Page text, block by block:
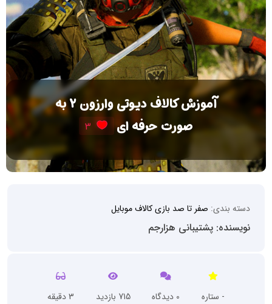
آموزش کالاف دیوتی وارزون ۲ به
صورت حرفه ای
3
دسته بندی: صفر تا صد بازی کالاف موبایل
نویسنده: پشتیبانی هزارجم
- ستاره 0 دیدگاه 715 بازدید 3 دقیقه